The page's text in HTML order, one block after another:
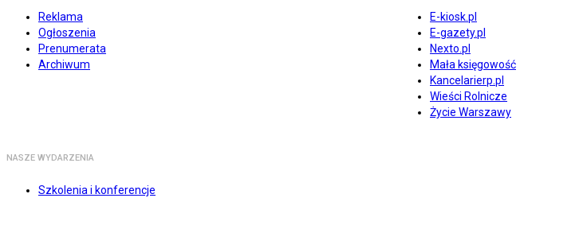
Reklama
Ogłoszenia
Prenumerata
Archiwum
E-kiosk.pl
E-gazety.pl
Nexto.pl
Mała księgowość
Kancelarierp.pl
Wieści Rolnicze
Życie Warszawy
NASZE WYDARZENIA
Szkolenia i konferencje